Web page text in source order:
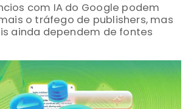
com IA do Google podem
o tráfego de publishers, mas
ainda dependem de fontes